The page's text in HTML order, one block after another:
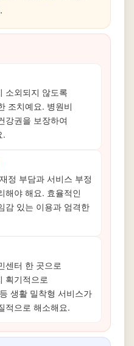
소외되지 않도록
조치예요. 병원비
강권을 보장하여
.
정 부담과 서비스 부정
해야 해요. 효율적인
감 있는 이용과 엄격한
센터 한 곳으로
획기적으로
생활 밀착형 서비스가
적으로 해소해요.